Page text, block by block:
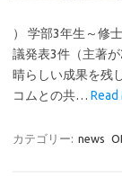
） 学部3年生～修
議発表3件（主著
晴らしい成果を残
コムとの共…
カテゴリー: news